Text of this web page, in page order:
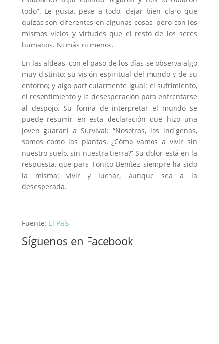
todo”. Le gusta, pese a todo, dejar bien claro que
quizás son diferentes en algunas cosas, pero con los
mismos vicios y virtudes que el resto de los seres
humanos. Ni más ni menos.
En las aldeas, con el paso de los días se observa algo
muy distinto: su visión espiritual del mundo y de su
entorno; y algo particularmente igual: el sufrimiento,
el resentimiento y la desesperación para enfrentarse
al despojo. Su forma de interpretar el mundo se
puede resumir en esta declaración que hizo una
joven guaraní a Survival: “Nosotros, los indígenas,
somos como las plantas. ¿Cómo vamos a vivir sin
nuestro suelo, sin nuestra tierra?” Su dolor está en la
respuesta, que para Tonico Benítez siempre ha sido
la misma: vivir y luchar, aunque sea a la
desesperada.
Fuente: El País
Síguenos en Facebook